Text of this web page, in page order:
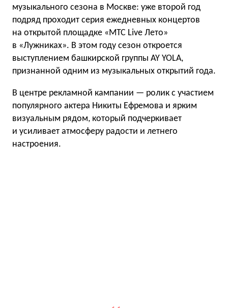
музыкального сезона в Москве: уже второй год
подряд проходит серия ежедневных концертов
на открытой площадке «МТС Live Лето»
в «Лужниках». В этом году сезон откроется
выступлением башкирской группы AY YOLA,
признанной одним из музыкальных открытий года.
В центре рекламной кампании — ролик с участием
популярного актера Никиты Ефремова и ярким
визуальным рядом, который подчеркивает
и усиливает атмосферу радости и летнего
настроения.